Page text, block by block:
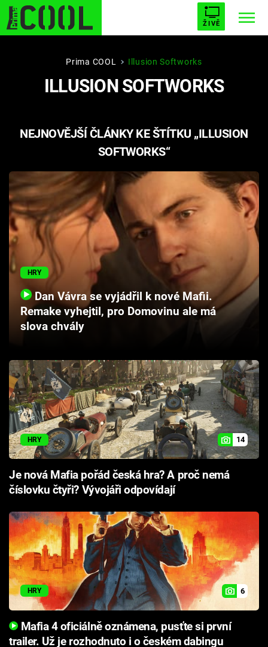
ŽIVĚ
STARHOUSE BUFFY, PŘEMOŽITELKA UPÍRŮ
PLNEJ KOTEL AVENGERS 5
Filmy
Seriály
Cool Esport
Pořady
Sledujte prima+
Přihlášení
Sledujte nás
Prima COOL Illusion Softworks
ILLUSION SOFTWORKS
NEJNOVĚJŠÍ ČLÁNKY KE ŠTÍTKU „ILLUSION
SOFTWORKS“
HRY
Dan Vávra se vyjádřil k nové Mafii.
Remake vyhejtil, pro Domovinu ale má
slova chvály
HRY 14
Je nová Mafia pořád česká hra? A proč nemá
číslovku čtyři? Vývojáři odpovídají
HRY 6
Mafia 4 oficiálně oznámena, pusťte si první
trailer. Už je rozhodnuto i o českém dabingu